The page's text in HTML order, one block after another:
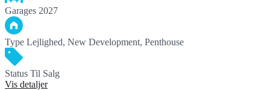
Garages 2027
Type Lejlighed, New Development, Penthouse
Status Til Salg
Vis detaljer